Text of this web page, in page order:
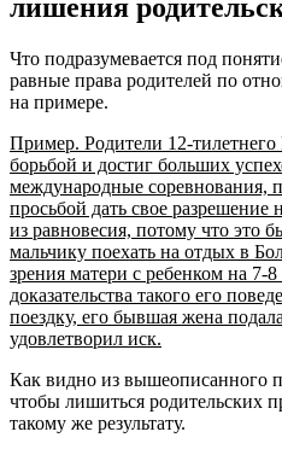
лишения
Что подразумевается под
равные права родителей по
на примере.
Пример. Родители 12-тилетнего
борьбой и достиг больших
международные соревнования,
просьбой дать свое разрешение
из равновесия, потому что это
мальчику поехать на отдых в
зрения матери с ребенком на 7-
доказательства такого его
поездку, его бывшая жена
удовлетворил иск.
Как видно из вышеописанного
чтобы лишиться родительских
такому же результату.